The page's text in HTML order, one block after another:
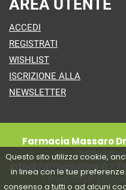
Questo sito utilizza cookie,
in linea con le tue
consenso a tutti o ad alcuni
AREA UTENTE
ACCEDI
REGISTRATI
WISHLIST
ISCRIZIONE ALLA
NEWSLETTER
Farmacia Massaro
74016
info@farmaeshop.it
| P.Iva: